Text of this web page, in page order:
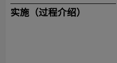
实施（过程介绍）